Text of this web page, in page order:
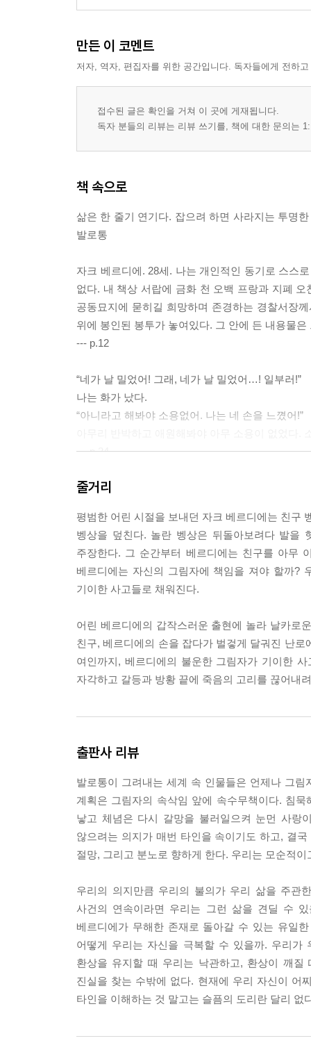
만든 이 코멘트
저자, 역자, 편집자를 위한 공간입니다. 독자들에게 전하
접수된 글은 확인을 거쳐 이 곳에 게재됩니다.
독자 분들의 리뷰는 리뷰 쓰기를, 책에 대한 문의는
책 속으로
삶은 한 줄기 연기다. 잡으려 하면 사라지는 투명
발로통
자크 베르디에. 28세. 나는 개인적인 동기로 스스
없다. 내 책상 서랍에 금화 천 오백 프랑과 지폐
공동묘지에 묻히길 희망하며 존경하는 경찰서장
위에 봉인된 봉투가 놓여있다. 그 안에 든 내용물
--- p.12
“네가 날 밀었어! 그래, 네가 날 밀었어…! 일부러!”
나는 화가 났다.
“아니라고 해봐야 소용없어. 나는 네 손을 느꼈어!”
--- p.24
나는 이 사건에서 내가 한 일을 잘 알고 있었고, 나
아! 내가 고의로 그랬던 것이 아니었다.
--- p.29
“자, 얘야, 무슨 일이 있었던 거지?”
“무슨 일이라뇨?”
“아니요!”
“녹색 가루를 상자에 담아 주지 않았다고?”
“녹색 가루라뇨…! 아, 그거요? 네, 맞아요, 새장을
--- p.36
그 상황을 이해하지 못했다. 급기야 그녀의 커다
--- p.82
“당신을 사랑할 수 있게 해주세요.”
그녀는 시선을 아래로 살짝 떨어뜨리며 가볍게 머
“안 돼요.”
“안되는 거니까요.”
“그러니까 왜 안 되는지, 말해주세요.”
“당연히.”
“네?”
“그뿐이에요.”
“절대로?”
“절대.”
줄거리
평범한 어린 시절을 보내던 자크 베르디에는 친구
벵상을 덮친다. 놀란 벵상은 뒤돌아보려다 발을
주장한다. 그 순간부터 베르디에는 친구를 아무
베르디에는 자신의 그림자에 책임을 져야 할까?
기이한 사고들로 채워진다.
어린 베르디에의 갑작스러운 출현에 놀라 날카로
친구, 베르디에의 손을 잡다가 벌겋게 달궈진 난
여인까지, 베르디에의 불운한 그림자가 기이한
자각하고 갈등과 방황 끝에 죽음의 고리를 끊어내
출판사 리뷰
발로통이 그려내는 세계 속 인물들은 언제나 그
계획은 그림자의 속삭임 앞에 속수무책이다. 침
낳고 체념은 다시 갈망을 불러일으켜 눈먼 사랑
않으려는 의지가 매번 타인을 속이기도 하고, 결
절망, 그리고 분노로 향하게 한다. 우리는 모순적
우리의 의지만큼 우리의 불의가 우리 삶을 주관
사건의 연속이라면 우리는 그런 삶을 견딜 수
베르디에가 무해한 존재로 돌아갈 수 있는 유일
어떻게 우리는 자신을 극복할 수 있을까. 우리
환상을 유지할 때 우리는 낙관하고, 환상이 깨
진실을 찾는 수밖에 없다. 현재에 우리 자신이 어
타인을 이해하는 것 말고는 슬픔의 도리란 달리